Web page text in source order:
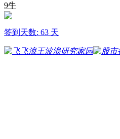
9牛
签到天数: 63 天